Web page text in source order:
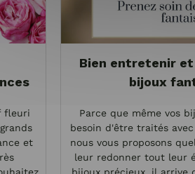
fleuri
et
Bien entretenir
bijoux
Parce que même vos
besoin d'être traités
nous vous proposons
leur redonner tout leur